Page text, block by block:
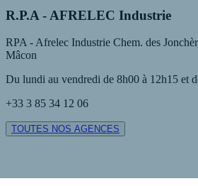
R.P.A - AFRELEC Industrie
RPA - Afrelec Industrie Chem. des
Mâcon
Du lundi au vendredi de 8h00 à 12h15 et
+33 3 85 34 12 06
TOUTES NOS AGENCES